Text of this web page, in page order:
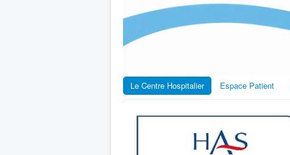
Le Centre Hospitalier Espace Patient